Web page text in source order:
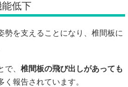
低下
勢を支えることになり、椎間板に
、 椎間板の飛び出しがあっても
く報告されています。